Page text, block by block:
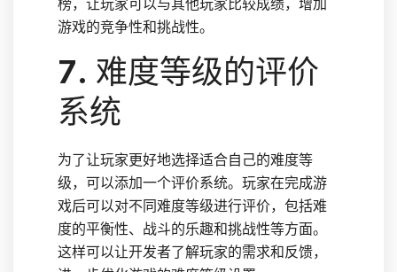
榜，让玩家可以与其他玩家比较成绩，增加
游戏的竞争性和挑战性。
7. 难度等级的评价
系统
为了让玩家更好地选择适合自己的难度等
级，可以添加一个评价系统。玩家在完成游
戏后可以对不同难度等级进行评价，包括难
度的平衡性、战斗的乐趣和挑战性等方面。
这样可以让开发者了解玩家的需求和反馈，